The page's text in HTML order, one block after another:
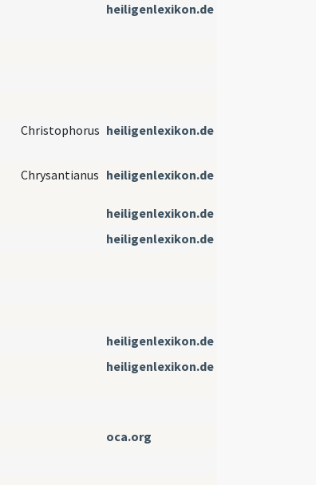
heiligenlexikon.de
Christophorus heiligenlexikon.de
Chrysantianus heiligenlexikon.de
heiligenlexikon.de
heiligenlexikon.de
heiligenlexikon.de
heiligenlexikon.de
oca.org